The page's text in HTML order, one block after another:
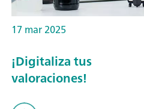
17 mar 2025
¡Digitaliza tus
valoraciones!